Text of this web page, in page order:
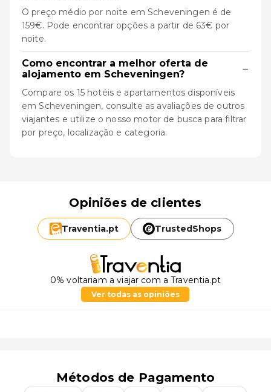
O preço médio por noite em Scheveningen é de
159€. Pode encontrar opções a partir de 63€ por
noite.
Como encontrar a melhor oferta de
alojamento em Scheveningen?
−
Compare os 15 hotéis e apartamentos disponíveis
em Scheveningen, consulte as avaliações de outros
viajantes e utilize o nosso motor de busca para filtrar
por preço, localização e categoria.
Opiniões de clientes
Traventia.pt TrustedShops
0% voltariam a viajar com a Traventia.pt
Ver todas as opiniões
Métodos de Pagamento